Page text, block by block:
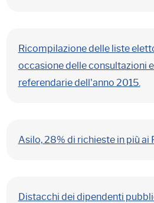
Ricompilazione delle liste
occasione delle consultazioni
referendarie dell'anno 2015.
Asilo, 28% di richieste in più ai
Distacchi dei dipendenti